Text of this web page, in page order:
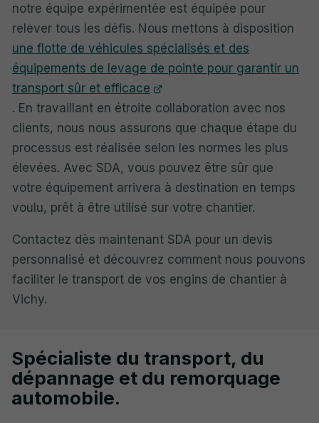
notre équipe expérimentée est équipée pour
relever tous les défis. Nous mettons à disposition
une flotte de véhicules spécialisés et des
équipements de levage de pointe pour garantir un
transport sûr et efficace
. En travaillant en étroite collaboration avec nos
clients, nous nous assurons que chaque étape du
processus est réalisée selon les normes les plus
élevées. Avec SDA, vous pouvez être sûr que
votre équipement arrivera à destination en temps
voulu, prêt à être utilisé sur votre chantier.
Contactez dès maintenant SDA pour un devis
personnalisé et découvrez comment nous pouvons
faciliter le transport de vos engins de chantier à
Vichy.
Spécialiste du transport, du
dépannage et du remorquage
automobile.